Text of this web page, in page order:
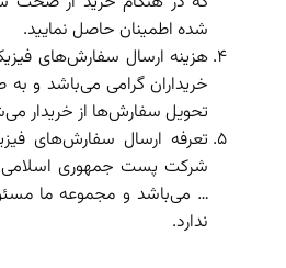
شده اطمینان حاصل نمایید.
هزینه ارسال سفارش‌های
خریداران گرامی می‌باشد و
تحویل سفارش‌ها از خریدار
تعرفه ارسال سفارش‌های
شرکت پست جمهوری اسلامی
… می‌باشد و مجموعه ما
ندارد.